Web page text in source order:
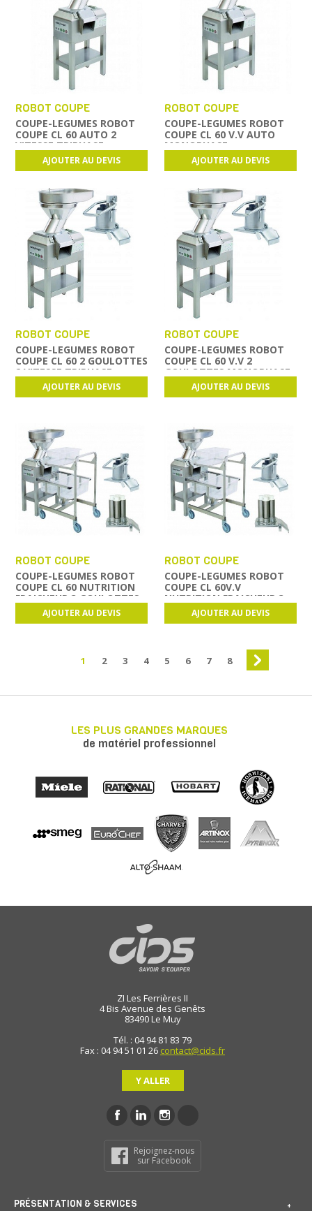
ROBOT COUPE
COUPE-LEGUMES ROBOT
COUPE CL 60 AUTO 2
VITESSE TRIPHASE
AJOUTER AU DEVIS
ROBOT COUPE
COUPE-LEGUMES ROBOT
COUPE CL 60 V.V AUTO
MONOPHASE
AJOUTER AU DEVIS
ROBOT COUPE
COUPE-LEGUMES ROBOT
COUPE CL 60 2 GOULOTTES
2 VITESSE TRIPHASE
AJOUTER AU DEVIS
ROBOT COUPE
COUPE-LEGUMES ROBOT
COUPE CL 60 V.V 2
GOULOTTES MONOPHASE
AJOUTER AU DEVIS
ROBOT COUPE
COUPE-LEGUMES ROBOT
COUPE CL 60 NUTRITION
FRAICHEUR 3 GOULOTTES
AJOUTER AU DEVIS
ROBOT COUPE
COUPE-LEGUMES ROBOT
COUPE CL 60V.V
NUTRITION FRAICHEUR 3
GOULOTTES
AJOUTER AU DEVIS
1 2 3 4 5 6 7 8
LES PLUS GRANDES MARQUES
de matériel professionnel
ZI Les Ferrières II
4 Bis Avenue des Genêts
83490Le Muy
Tél. : 04 94 81 83 79
Fax : 04 94 51 01 26 contact@cids.fr
Y ALLER
Rejoignez-nous
sur Facebook
PRÉSENTATION & SERVICES